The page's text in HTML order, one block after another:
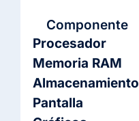
Componente
Procesador
Memoria RAM
Almacenamiento
Pantalla